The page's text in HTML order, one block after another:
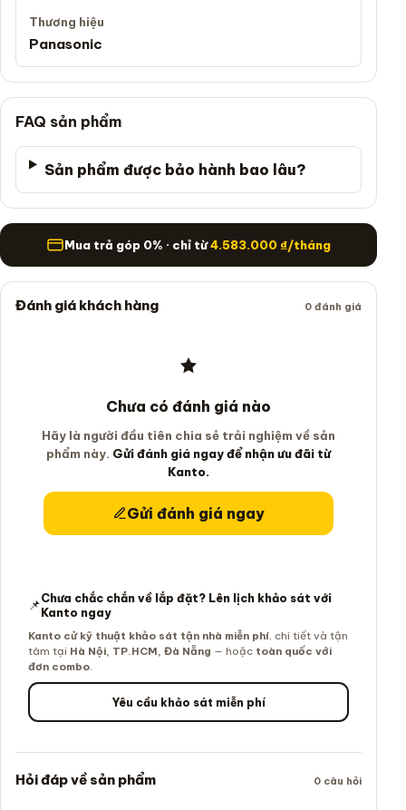
Thương hiệu
Panasonic
FAQ sản phẩm
Sản phẩm được bảo hành bao lâu?
Mua trả góp Mua trả góp 0% · chỉ từ4.583.000 ₫/tháng
Đánh giá khách hàng 0 đánh giá
Chưa có đánh giá nào
Hãy là người đầu tiên chia sẻ trải nghiệm về sản
phẩm này. Gửi đánh giá ngay để nhận ưu đãi từ
Kanto.
Gửi đánh giá ngay
📌Chưa chắc chắn về lắp đặt? Lên lịch khảo sát với
Kanto ngay
Kanto cử kỹ thuật khảo sát tận nhà miễn phí, chi tiết và tận
tâm tại Hà Nội, TP.HCM, Đà Nẵng — hoặc toàn quốc với
đơn combo.
Yêu cầu khảo sát miễn phí
Hỏi đáp về sản phẩm 0 câu hỏi